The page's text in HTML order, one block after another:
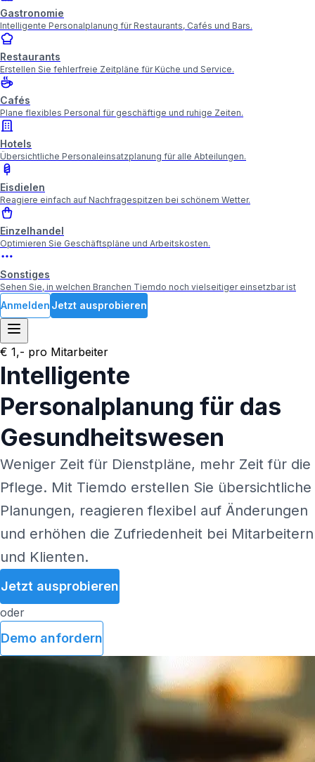
Gastronomie
Intelligente Personalplanung für Restaurants, Cafés und Bars.
Restaurants
Erstellen Sie fehlerfreie Zeitpläne für Küche und Service.
Cafés
Plane flexibles Personal für geschäftige und ruhige Zeiten.
Hotels
Übersichtliche Personaleinsatzplanung für alle Abteilungen.
Eisdielen
Reagiere einfach auf Nachfragespitzen bei schönem Wetter.
Einzelhandel
Optimieren Sie Geschäftspläne und Arbeitskosten.
Sonstiges
Sehen Sie, in welchen Branchen Tiemdo noch vielseitiger einsetzbar ist
Anmelden Jetzt ausprobieren
€ 1,- pro Mitarbeiter
Intelligente
Personalplanung für das
Gesundheitswesen
Weniger Zeit für Dienstpläne, mehr Zeit für die
Pflege. Mit Tiemdo erstellen Sie übersichtliche
Planungen, reagieren flexibel auf Änderungen
und erhöhen die Zufriedenheit bei Mitarbeitern
und Klienten.
Jetzt ausprobieren
oder
Demo anfordern